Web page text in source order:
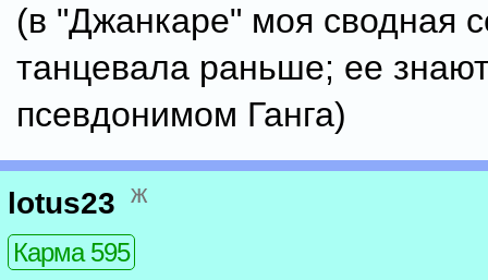
(в "Джанкаре" моя сводная
танцевала раньше; ее
псевдонимом Ганга)
lotus23 ж
Карма 595